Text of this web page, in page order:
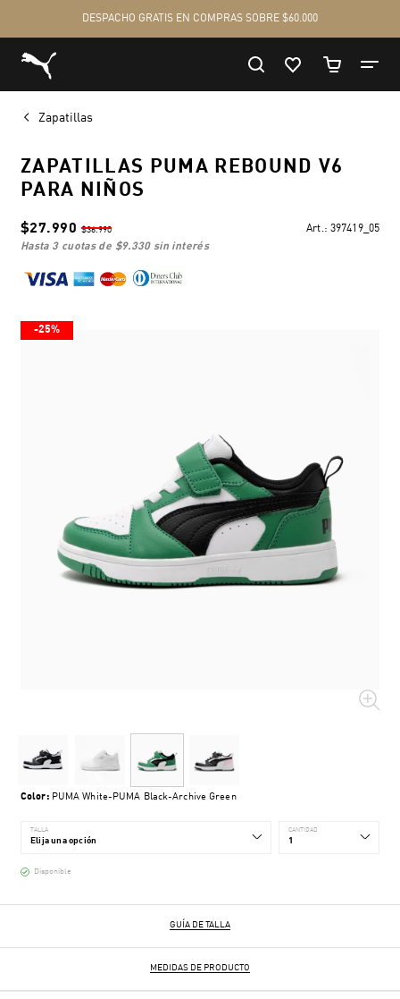
Zapatillas
ZAPATILLAS PUMA REBOUND V6
PARA NIÑOS
$27.990 $36.990 Art.: 397419_05
hasta 3 cuotas de $9.330sin interés
-25%
Color: PUMA White-PUMA Black-Archive Green
TALLA CANTIDAD
Disponible
GUÍA DE TALLA
MEDIDAS DE PRODUCTO